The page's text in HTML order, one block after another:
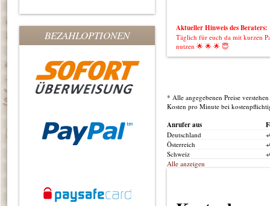
BEZAHLOPTIONEN
Aktueller Hinweis des Beraters:
Täglich für euch da mit kurzen
nutzen 🌟 🌟 🌟 😇
* Alle angegebenen Preise
Kosten pro Minute bei
Anrufer aus
Deutschland
Österreich
Schweiz
Alle anzeigen